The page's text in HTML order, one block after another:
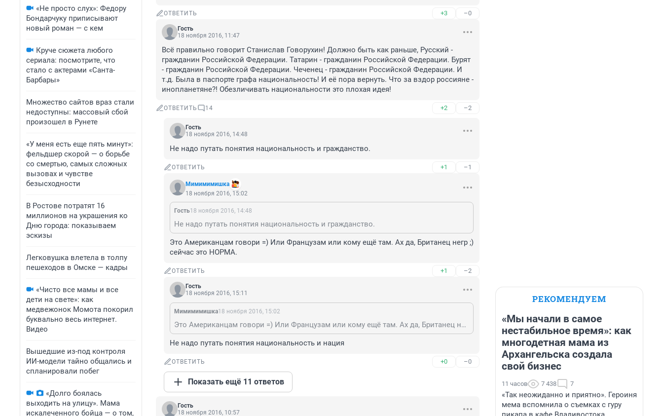
«Не просто слух»: Федору
Бондарчуку приписывают
новый роман — с кем
Круче сюжета любого
сериала: посмотрите, что
стало с актерами «Санта-
Барбары»
Множество сайтов враз стали
недоступны: массовый сбой
произошел в Рунете
«У меня есть еще пять минут»:
фельдшер скорой — о борьбе
со смертью, самых сложных
вызовах и чувстве
безысходности
В Ростове потратят 16
миллионов на украшения ко
Дню города: показываем
эскизы
Легковушка влетела в толпу
пешеходов в Омске — кадры
«Чисто все мамы и все
дети на свете»: как
медвежонок Момота покорил
буквально весь интернет.
Видео
Вышедшие из-под контроля
ИИ-модели тайно общались и
спланировали побег
«Долго боялась
выходить на улицу». Мама
искалеченного бойца — о том,
ОТВЕТИТЬ +3 –0
Гость
18 ноября 2016, 11:47
Всё правильно говорит Станислав Говорухин! Должно быть как раньше, Русский -
гражданин Российской Федерации. Татарин - гражданин Российской Федерации. Бурят
- гражданин Российской Федерации. Чеченец - гражданин Российской Федерации. И
т.д. Была в паспорте графа национальность! И её пора вернуть. Что за вздор россияне -
инопланетяне?! Обезличивать национальности это плохая идея!
ОТВЕТИТЬ 14 +2 –2
Гость
18 ноября 2016, 14:48
Не надо путать понятия национальность и гражданство.
ОТВЕТИТЬ +1 –1
Мимимимишка
18 ноября 2016, 15:02
Гость18 ноября 2016, 14:48
Не надо путать понятия национальность и гражданство.
Это Американцам говори =) Или Французам или кому ещё там. Ах да, Британец негр ;)
сейчас это НОРМА.
ОТВЕТИТЬ +1 –2
Гость
18 ноября 2016, 15:11
Мимимимишка18 ноября 2016, 15:02
Это Американцам говори =) Или Французам или кому ещё там. Ах да, Британец негр ;) сейчас это НОРМА.
Не надо путать понятия национальность и нация
ОТВЕТИТЬ +0 –0
Показать ещё 11 ответов
Гость
18 ноября 2016, 10:57
РЕКОМЕНДУЕМ
«Мы начали в самое
нестабильное время»: как
многодетная мама из
Архангельска создала
свой бизнес
11 часов 7 438 7
«Так неожиданно и приятно». Героиня
мема вспомнила о съемках с гуру